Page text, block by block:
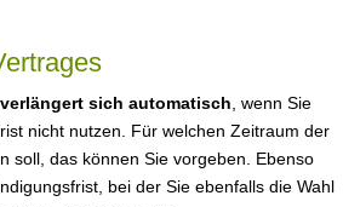
sich automatisch , wenn Sie
nicht nutzen. Für welchen Zeitraum der
soll, das können Sie vorgeben. Ebenso
bei der Sie ebenfalls die Wahl